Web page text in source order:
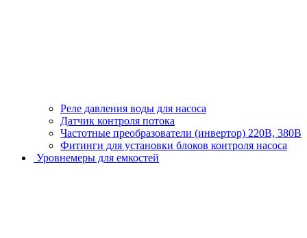
Реле давления воды для насоса
Датчик контроля потока
Частотные преобразователи (инвертор) 220В, 380В
Фитинги для установки блоков контроля насоса
Уровнемеры для емкостей